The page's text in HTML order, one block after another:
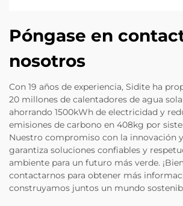
Póngase en
nosotros
Con 19 años de experiencia, Sidite ha
20 millones de calentadores de agua
ahorrando 1500kWh de electricidad y
emisiones de carbono en 408kg por
Nuestro compromiso con la innovación
garantiza soluciones confiables y
ambiente para un futuro más verde.
contactarnos para obtener más
construyamos juntos un mundo